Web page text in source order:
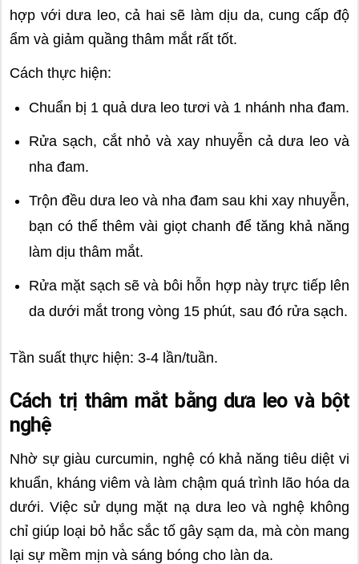
hợp với dưa leo, cả hai sẽ làm dịu da, cung cấp độ
ẩm và giảm quầng thâm mắt rất tốt.
Cách thực hiện:
Chuẩn bị 1 quả dưa leo tươi và 1 nhánh nha đam.
Rửa sạch, cắt nhỏ và xay nhuyễn cả dưa leo và
nha đam.
Trộn đều dưa leo và nha đam sau khi xay nhuyễn,
bạn có thể thêm vài giọt chanh để tăng khả năng
làm dịu thâm mắt.
Rửa mặt sạch sẽ và bôi hỗn hợp này trực tiếp lên
da dưới mắt trong vòng 15 phút, sau đó rửa sạch.
Tần suất thực hiện: 3-4 lần/tuần.
Cách trị thâm mắt bằng dưa leo và bột
nghệ
Nhờ sự giàu curcumin, nghệ có khả năng tiêu diệt vi
khuẩn, kháng viêm và làm chậm quá trình lão hóa da
dưới. Việc sử dụng mặt nạ dưa leo và nghệ không
chỉ giúp loại bỏ hắc sắc tố gây sạm da, mà còn mang
lại sự mềm mịn và sáng bóng cho làn da.